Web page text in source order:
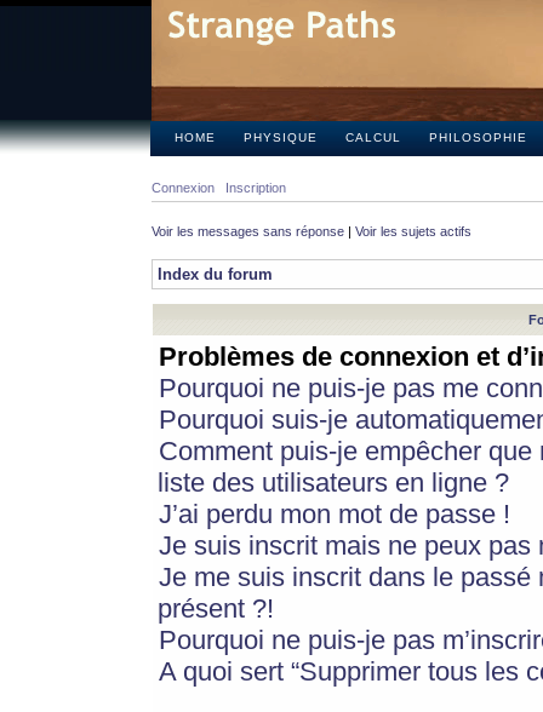
HOME PHYSIQUE CALCUL PHILOSOPHIE
Connexion Inscription
Voir les messages sans réponse | Voir les sujets actifs
Index du forum
Problèmes de connexion et
Pourquoi ne puis-je pas me
Pourquoi suis-je
Comment puis-je empêcher
liste des utilisateurs en ligne ?
J’ai perdu mon mot de passe !
Je suis inscrit mais ne peux pas
Je me suis inscrit dans le
présent ?!
Pourquoi ne puis-je pas
A quoi sert “Supprimer tous les